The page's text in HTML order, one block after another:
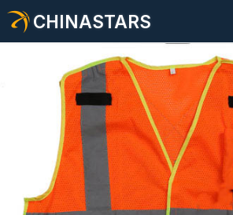
CHINASTARS
Reflektierendes Material /
Modischer reflektierender Stoff
Sicherheitskleidung